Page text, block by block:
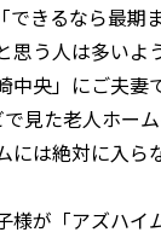
できるなら最期
う人は多いよう
中央」にご夫
見た老人ホー
には絶対に入ら
様が「アズハイ